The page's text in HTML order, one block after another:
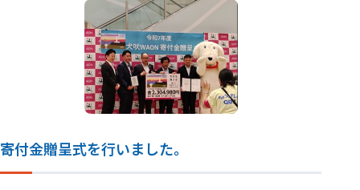
寄付金贈呈式を行いました。